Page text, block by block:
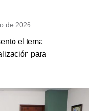
de 2026
el tema
para